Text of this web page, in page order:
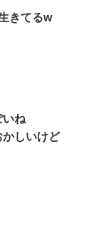
きてるw
いね
しいけど